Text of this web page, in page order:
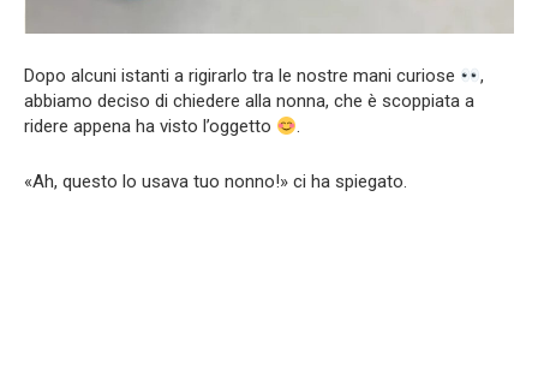
Dopo alcuni istanti a rigirarlo tra le nostre mani curiose
,
abbiamo deciso di chiedere alla nonna, che è scoppiata a
ridere appena ha visto l’oggetto
.
«Ah, questo lo usava tuo nonno!» ci ha spiegato.